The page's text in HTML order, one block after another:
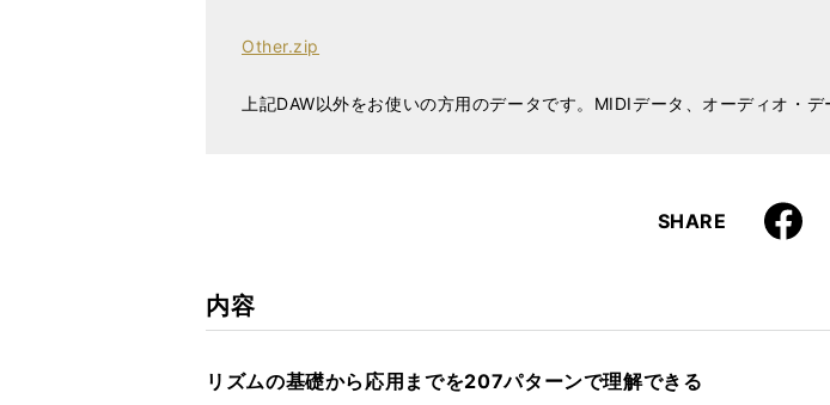
Other.zip
上記DAW以外をお使いの方用のデータです。MIDIデータ、オーディオ・
SHARE Faceboo
k
X
内容
リズムの基礎から応用までを207パターンで理解できる